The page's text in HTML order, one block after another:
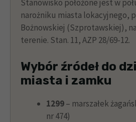
Stanowisko położone jest w
narożniku miasta lokacyjnego,
Bożnowskiej (Szprotawskiej),
terenie. Stan. 11, AZP 28/69-12.
Wybór źródeł do
miasta i zamku
1299– marszałek
nr 474)